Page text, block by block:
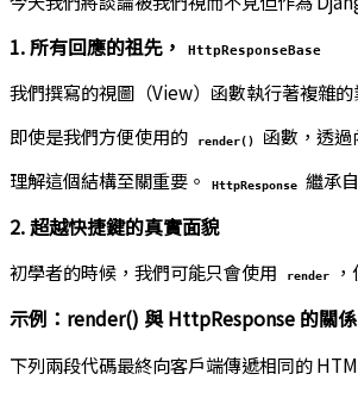
1. 所有回應的祖先， HttpResponseBase
我們撰寫的視圖（View）函數執行著複雜
即使是我們方便使用的
render() 函數，透
理解這個結構至關重要。
HttpResponse 繼承
2. 超越快捷鍵的真實面貌
初學者的時候，我們可能只會使用 render
示例：render() 與 HttpResponse 的關係
下列兩段代碼最終向客戶端傳遞相同的